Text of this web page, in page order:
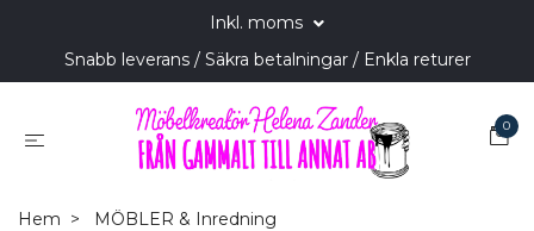
Inkl. moms
Snabb leverans / Säkra betalningar / Enkla returer
0
Hem
MÖBLER & Inredning